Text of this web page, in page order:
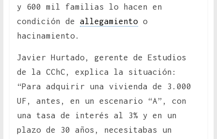
y 600 mil familias lo hacen en
condición de allegamientoo
hacinamiento.
Javier Hurtado, gerente de Estudios
de la CChC, explica la situación:
“Para adquirir una vivienda de 3.000
UF, antes, en un escenario “A”, con
una tasa de interés al 3% y en un
plazo de 30 años, necesitabas un